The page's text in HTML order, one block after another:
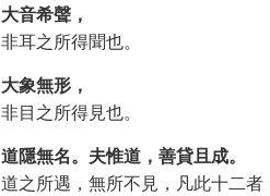
大音希聲，
非耳之所得聞也。
大象無形，
非目之所得見也。
道隱無名。夫惟道，善貸且成。
道之所遇，無所不見，凡此十二